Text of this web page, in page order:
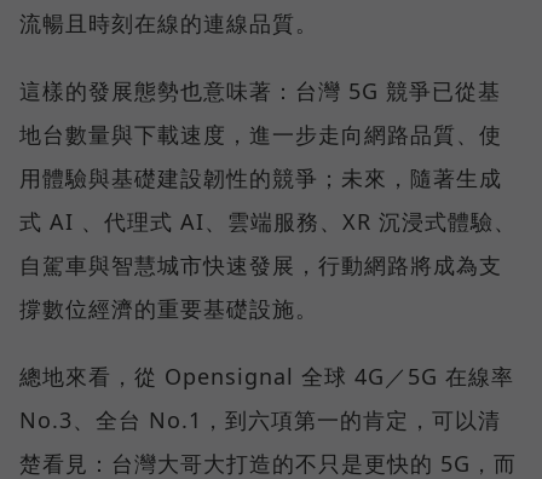
流暢且時刻在線的連線品質。
這樣的發展態勢也意味著：台灣 5G 競爭已從基
地台數量與下載速度，進一步走向網路品質、使
用體驗與基礎建設韌性的競爭；未來，隨著生成
式 AI 、代理式 AI、雲端服務、XR 沉浸式體驗、
自駕車與智慧城市快速發展，行動網路將成為支
撐數位經濟的重要基礎設施。
總地來看，從 Opensignal 全球 4G／5G 在線率
No.3、全台 No.1，到六項第一的肯定，可以清
楚看見：台灣大哥大打造的不只是更快的 5G，而